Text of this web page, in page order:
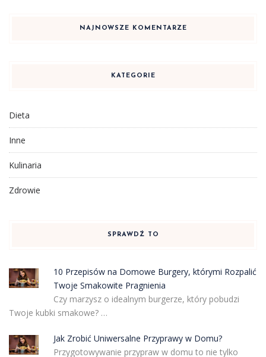
NAJNOWSZE KOMENTARZE
KATEGORIE
Dieta
Inne
Kulinaria
Zdrowie
SPRAWDŹ TO
10 Przepisów na Domowe Burgery, którymi Rozpalić
Twoje Smakowite Pragnienia
Czy marzysz o idealnym burgerze, który pobudzi
Twoje kubki smakowe? …
Jak Zrobić Uniwersalne Przyprawy w Domu?
Przygotowywanie przypraw w domu to nie tylko